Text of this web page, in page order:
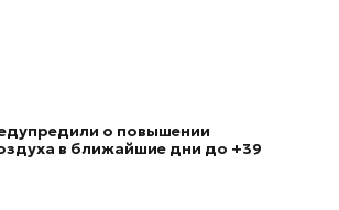
о повышении
в ближайшие дни до +39